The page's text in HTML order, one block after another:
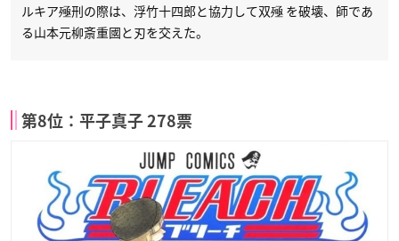
ルキア殛刑の際は、浮竹十四郎と協力して双殛 を破壊、師であ
る山本元柳斎重國と刃を交えた。
第8位：平子真子 278票